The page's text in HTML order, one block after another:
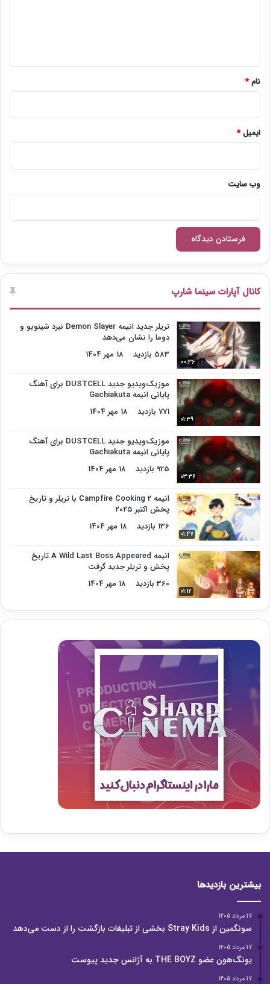
نام*
ایمیل*
وب‌ سایت
کانال آپارات سینما شارپ
00:36
تریلر جدید انیمه Demon Slayer نبرد شینوبو و
دوما را نشان می‌دهد
583 بازدید
18 مهر 1404
01:39
موزیک‌ویدیو جدید DUSTCELL برای آهنگ
پایانی انیمه Gachiakuta
771 بازدید
18 مهر 1404
03:36
موزیک‌ویدیو جدید DUSTCELL برای آهنگ
پایانی انیمه Gachiakuta
925 بازدید
18 مهر 1404
01:47
انیمه Campfire Cooking 2 با تریلر و تاریخ
پخش اکتبر ۲۰۲۵
136 بازدید
18 مهر 1404
01:12
انیمه A Wild Last Boss Appeared تاریخ
پخش و تریلر جدید گرفت
360 بازدید
18 مهر 1404
بیشترین بازدیدها
17 مرداد 1405
سونگمین از Stray Kids بخشی از تبلیغات بازگشت را از دست می‌دهد
17 مرداد 1405
یونگ‌هون عضو THE BOYZ به آژانس جدید پیوست
17 مرداد 1405